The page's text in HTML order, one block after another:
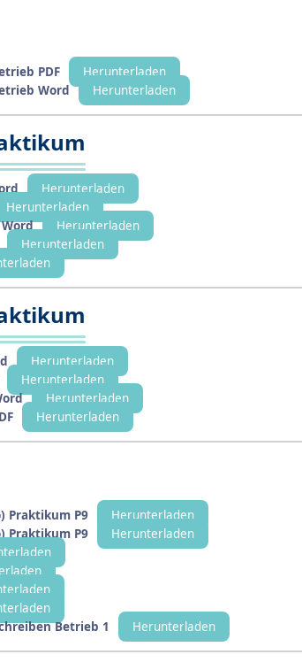
PDF
Herunterladen
Word
Herunterladen
Herunterladen
Herunterladen
Herunterladen
Herunterladen
Herunterladen
Herunterladen
Herunterladen
Herunterladen
Praktikum P9
Herunterladen
Praktikum P9
Herunterladen
Betrieb 1
Herunterladen